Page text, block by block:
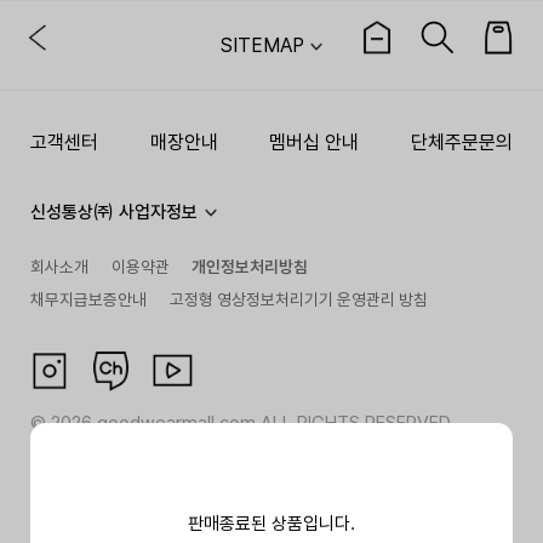
판매종료된 상품입니다.
SITEMAP
고객센터 매장안내 멤버십 안내 단체주문문의
신성통상㈜ 사업자정보
회사소개 이용약관
개인정보처리방침
채무지급보증안내
고정형 영상정보처리기기 운영관리 방침
©2026goodwearmall.com ALL RIGHTS RESERVED